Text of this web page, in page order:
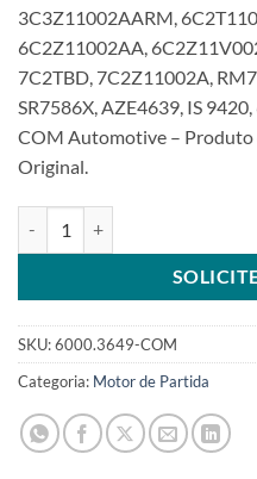
3C3Z11002AARM,
6C2Z11002AA,
7C2TBD, 7C2Z11002A,
SR7586X, AZE4639, IS
COM Automotive – Produto
Original.
SKU:6000.3649-COM
Categoria: Motor de Partida